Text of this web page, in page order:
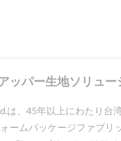
ッパー生地ソリュ
は、45年以上にわたり
ームパッケージファブ